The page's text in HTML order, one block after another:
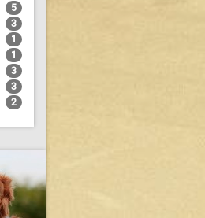
5
3
1
1
3
3
2